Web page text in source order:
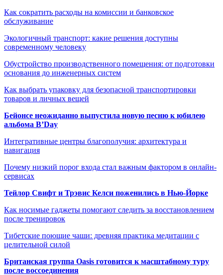
Как сократить расходы на комиссии и банковское
обслуживание
Экологичный транспорт: какие решения доступны
современному человеку
Обустройство производственного помещения: от подготовки
основания до инженерных систем
Как выбрать упаковку для безопасной транспортировки
товаров и личных вещей
Бейонсе неожиданно выпустила новую песню к юбилею
альбома B’Day
Интегративные центры благополучия: архитектура и
навигация
Почему низкий порог входа стал важным фактором в онлайн-
сервисах
Тейлор Свифт и Трэвис Келси поженились в Нью-Йорке
Как носимые гаджеты помогают следить за восстановлением
после тренировок
Тибетские поющие чаши: древняя практика медитации с
целительной силой
Британская группа Oasis готовится к масштабному туру
после воссоединения